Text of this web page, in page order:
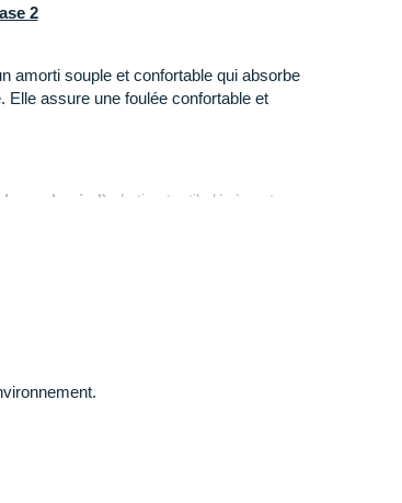
2
amorti souple et confortable qui absorbe
assure une foulée confortable et
le pied) : la tige textile légère et
courir et s'entraîner en toute